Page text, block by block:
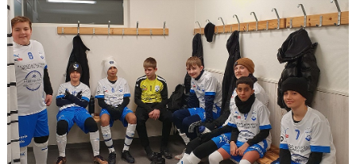
DOKUMENT
KONTAKT